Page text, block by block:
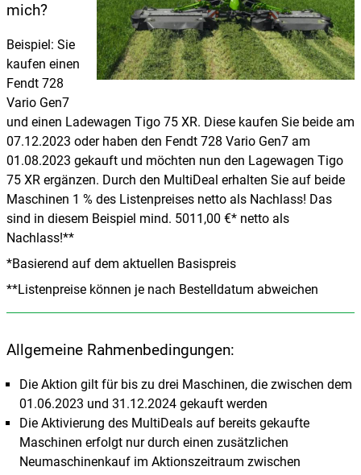
mich?
Beispiel: Sie
kaufen einen
Fendt 728
Vario Gen7
und einen Ladewagen Tigo 75 XR. Diese kaufen Sie beide am
07.12.2023 oder haben den Fendt 728 Vario Gen7 am
01.08.2023 gekauft und möchten nun den Lagewagen Tigo
75 XR ergänzen. Durch den MultiDeal erhalten Sie auf beide
Maschinen 1 % des Listenpreises netto als Nachlass! Das
sind in diesem Beispiel mind. 5011,00 €* netto als
Nachlass!**
*Basierend auf dem aktuellen Basispreis
**Listenpreise können je nach Bestelldatum abweichen
Allgemeine Rahmenbedingungen:
Die Aktion gilt für bis zu drei Maschinen, die zwischen dem
01.06.2023 und 31.12.2024 gekauft werden
Die Aktivierung des MultiDeals auf bereits gekaufte
Maschinen erfolgt nur durch einen zusätzlichen
Neumaschinenkauf im Aktionszeitraum zwischen